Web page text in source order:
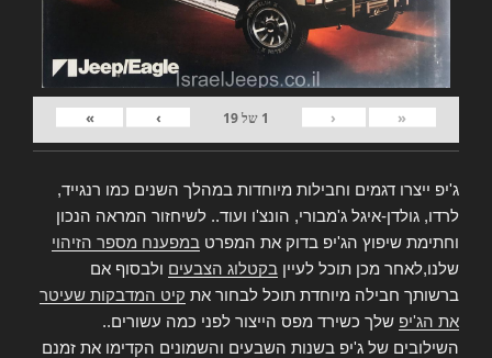
«
‹
1 של19
›
»
ג'יפ ייצרו דגמים וחבילות מיוחדות במהלך השנים כמו רנגייד,
לרדו, גולדן-איגל ג'מבורי, הונצ'ו ועוד.. לשיחזור המראה הנכון
וחתימת שיפוץ הג'יפ בדוק את המפרט במפענח מספר הזיהוי
שלנו,לאחר מכן תוכל לעיין בקטלוג הצבעים ולבסוף אם
ברשותך חבילה מיוחדת תוכל לבחור את קיט המדבקות שעיטר
את הג'יפ שלך כשירד מפס הייצור לפני כמה עשורים..
השילובים של ג'יפ בשנות השבעים והשמונים הקדימו את זמנם